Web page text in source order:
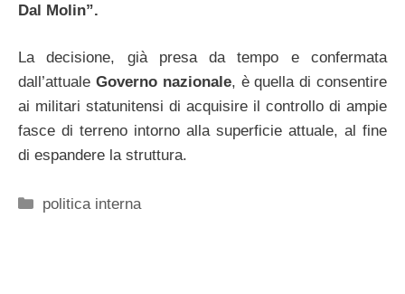
Dal Molin”.
La decisione, già presa da tempo e confermata
dall’attuale Governo nazionale, è quella di consentire
ai militari statunitensi di acquisire il controllo di ampie
fasce di terreno intorno alla superficie attuale, al fine
di espandere la struttura.
Categorie
politica interna